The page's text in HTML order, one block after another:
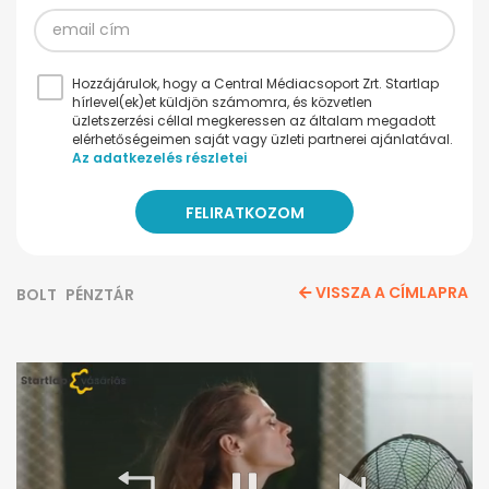
Hozzájárulok, hogy a Central Médiacsoport Zrt. Startlap
hírlevel(ek)et küldjön számomra, és közvetlen
üzletszerzési céllal megkeressen az általam megadott
elérhetőségeimen saját vagy üzleti partnerei ajánlatával.
Az adatkezelés részletei
BOLT PÉNZTÁR VISSZA A CÍMLAPRA